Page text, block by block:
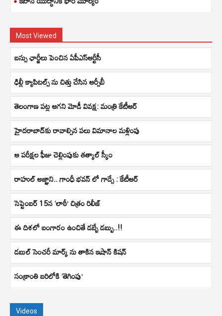
Most Viewed
బస్సు ఛార్జీలు పెంచిన ఏపీఎస్ఆర్టీసీ
ఢిల్లీ క్యాపిటల్స్ ను చిత్తు చేసిన ఆర్సీబీ
తెలంగాణ పట్ల ఆగని మోడీ వివక్ష: మంత్రి కేటీఆర్
హైదరాబాద్‌కు రావాల్సిన పలు విమానాల మళ్లింపు
ఆ పరీక్షల ఫీజు చెల్లింపుకు తత్కాల్ స్కీం
రాహుల్ అజ్ఞాని.. గాంధీ భవన్ లో గాడ్సే : కేటీఆర్
సెప్టెంబర్ 15న ‘లాఠీ’ చిత్రం రిలీజ్
ఈ దిశలో బంగారం ఉంచితే డబ్బే డబ్బు..!!
డబుల్ సెంచరీ మార్క్ ను తాకిన ఇషాన్ కిషన్
సంక్రాంతి బరిలోకి ‘తెగింపు’
Videos